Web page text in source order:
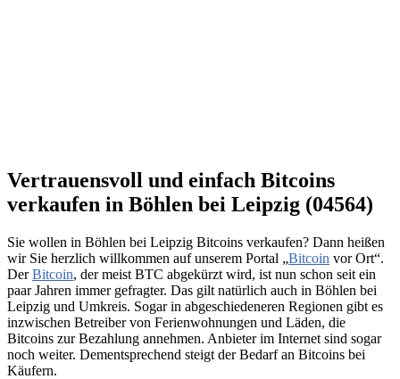
Vertrauensvoll und einfach Bitcoins
verkaufen in Böhlen bei Leipzig (04564)
Sie wollen in Böhlen bei Leipzig Bitcoins verkaufen? Dann heißen
wir Sie herzlich willkommen auf unserem Portal „Bitcoin vor Ort“.
DerBitcoin, der meist BTC abgekürzt wird, ist nun schon seit ein
paar Jahren immer gefragter. Das gilt natürlich auch in Böhlen bei
Leipzig und Umkreis. Sogar in abgeschiedeneren Regionen gibt es
inzwischen Betreiber von Ferienwohnungen und Läden, die
Bitcoins zur Bezahlung annehmen. Anbieter im Internet sind sogar
noch weiter. Dementsprechend steigt der Bedarf an Bitcoins bei
Käufern.